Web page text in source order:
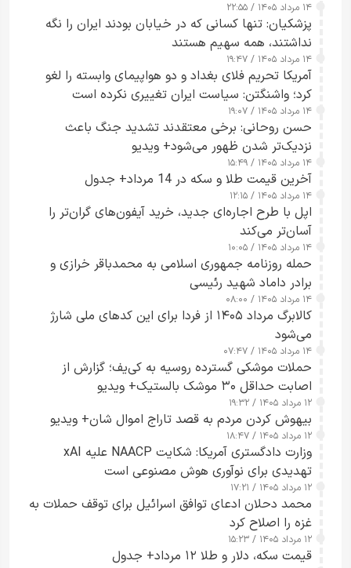
۱۴ مرداد ۱۴۰۵ / ۲۲:۵۵
پزشکیان: تنها کسانی که در خیابان بودند ایران را نگه
نداشتند، همه سهیم هستند
۱۴ مرداد ۱۴۰۵ / ۱۹:۴۷
آمریکا تحریم فلای بغداد و دو هواپیمای وابسته را لغو
کرد؛ واشنگتن: سیاست ایران تغییری نکرده است
۱۴ مرداد ۱۴۰۵ / ۱۹:۰۷
حسن روحانی: برخی معتقدند تشدید جنگ باعث
نزدیک‌تر شدن ظهور می‌شود+ ویدیو
۱۴ مرداد ۱۴۰۵ / ۱۵:۴۹
آخرین قیمت طلا و سکه در 14 مرداد+ جدول
۱۴ مرداد ۱۴۰۵ / ۱۲:۱۵
اپل با طرح اجاره‌ای جدید، خرید آیفون‌های گران‌تر را
آسان‌تر می‌کند
۱۴ مرداد ۱۴۰۵ / ۱۰:۰۵
حمله روزنامه جمهوری اسلامی به محمدباقر خرازی و
برادر داماد شهید رئیسی
۱۴ مرداد ۱۴۰۵ / ۰۸:۰۰
کالابرگ مرداد ۱۴۰۵ از فردا برای این کدهای ملی شارژ
می‌شود
۱۴ مرداد ۱۴۰۵ / ۰۷:۴۷
حملات موشکی گسترده روسیه به کی‌یف؛ گزارش از
اصابت حداقل ۳۰ موشک بالستیک+ ویدیو
۱۲ مرداد ۱۴۰۵ / ۱۹:۳۲
بیهوش کردن مردم به قصد تاراج اموال شان+ ویدیو
۱۲ مرداد ۱۴۰۵ / ۱۸:۴۷
وزارت دادگستری آمریکا: شکایت NAACP علیه xAI
تهدیدی برای نوآوری هوش مصنوعی است
۱۲ مرداد ۱۴۰۵ / ۱۷:۲۱
محمد دحلان ادعای توافق اسرائیل برای توقف حملات به
غزه را اصلاح کرد
۱۲ مرداد ۱۴۰۵ / ۱۵:۲۳
قیمت سکه، دلار و طلا ۱۲ مرداد+ جدول